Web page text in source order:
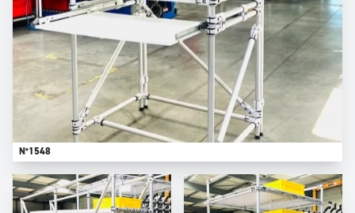
N°1548